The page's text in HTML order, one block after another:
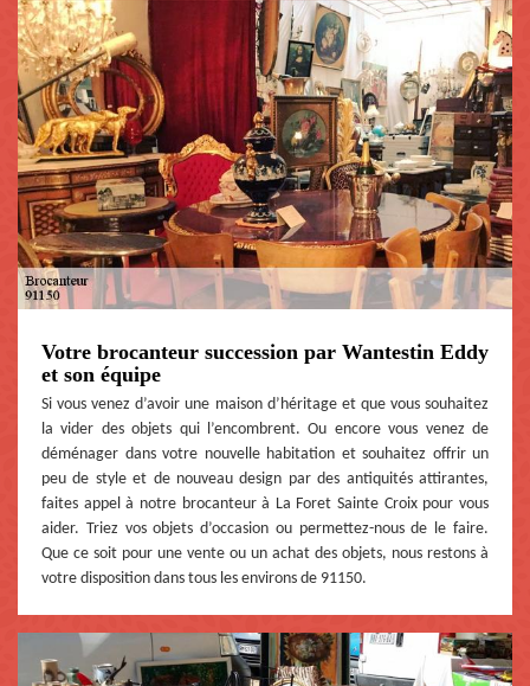
Votre brocanteur succession par Wantestin Eddy
et son équipe
Si vous venez d’avoir une maison d’héritage et que vous souhaitez
la vider des objets qui l’encombrent. Ou encore vous venez de
déménager dans votre nouvelle habitation et souhaitez offrir un
peu de style et de nouveau design par des antiquités attirantes,
faites appel à notre brocanteur à La Foret Sainte Croix pour vous
aider. Triez vos objets d’occasion ou permettez-nous de le faire.
Que ce soit pour une vente ou un achat des objets, nous restons à
votre disposition dans tous les environs de 91150.